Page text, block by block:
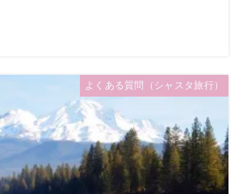
よくある質問（シャスタ旅行）